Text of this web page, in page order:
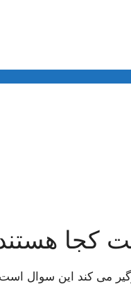
کجا
می کند این سوال است